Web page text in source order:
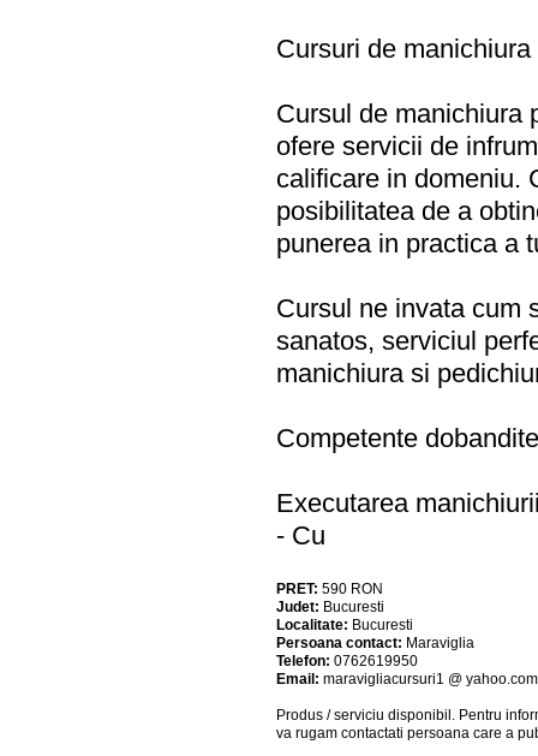
Cursuri de
Cursul de manichiura
ofere servicii de
calificare in domeniu.
posibilitatea de a
punerea in practica a
Cursul ne invata cum
sanatos, serviciul
manichiura si
Competente
Executarea
- Cu
PRET: 590 RON
Judet: Bucuresti
Localitate: Bucuresti
Persoana contact: Maraviglia
Telefon: 0762619950
Email: maravigliacursuri1 @ yahoo.com
Produs / serviciu disponibil . Pentru
va rugam contactati persoana care a